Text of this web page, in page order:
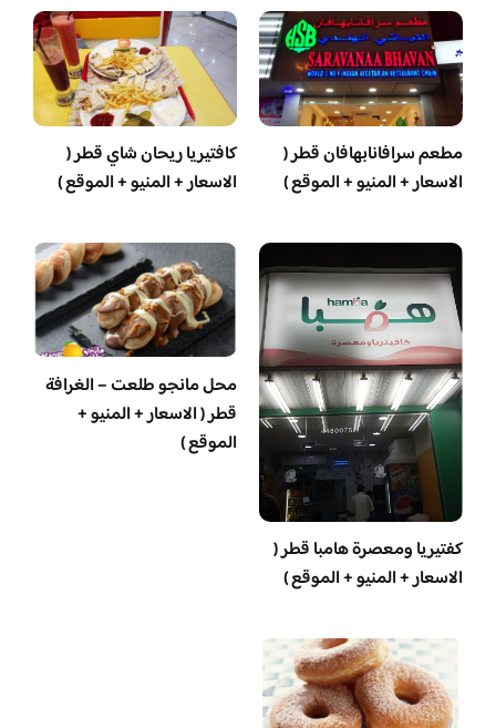
مطعم سرافانابهافان قطر (
الاسعار + المنيو + الموقع )
كافتيريا ريحان شاي قطر (
الاسعار + المنيو + الموقع )
‏كفتيريا ومعصرة هامبا قطر (
الاسعار + المنيو + الموقع )
محل مانجو طلعت – الغرافة
قطر ( الاسعار + المنيو +
الموقع )